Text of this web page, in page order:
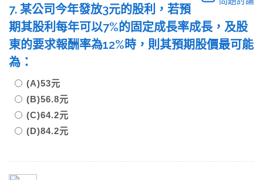
7. 某公司今年發放3元的股利，若預
期其股利每年可以7%的固定成長率成長，及股
東的要求報酬率為12%時，則其預期股價最可能
為：
(A)53元
(B)56.8元
(C)64.2元
(D)84.2元